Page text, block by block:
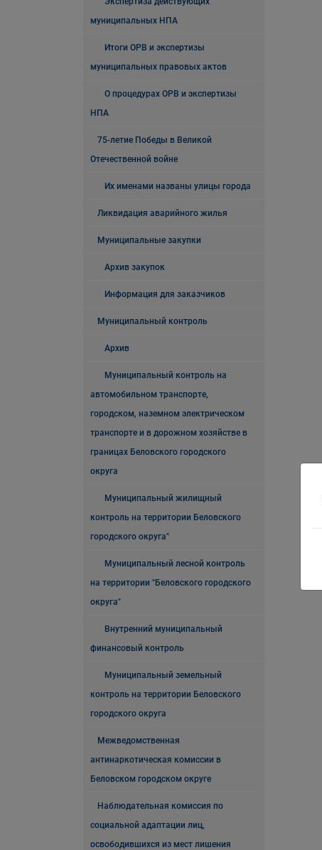
муниципальных НПА
Итоги ОРВ и экспертизы
муниципальных правовых актов
О процедурах ОРВ и экспертизы
НПА
75-летие Победы в Великой
Отечественной войне
Их именами названы улицы города
Ликвидация аварийного жилья
Муниципальные закупки
Архив закупок
Информация для заказчиков
Муниципальный контроль
Архив
Муниципальный контроль на
автомобильном транспорте,
городском, наземном электрическом
транспорте и в дорожном хозяйстве в
границах Беловского городского
округа
Муниципальный жилищный
контроль на территории Беловского
городского округа"
Муниципальный лесной контроль
на территории "Беловского городского
округа"
Внутренний муниципальный
финансовый контроль
Муниципальный земельный
контроль на территории Беловского
городского округа
Межведомственная
антинаркотическая комиссии в
Беловском городском округе
Наблюдательная комиссия по
социальной адаптации лиц,
освободившихся из мест лишения